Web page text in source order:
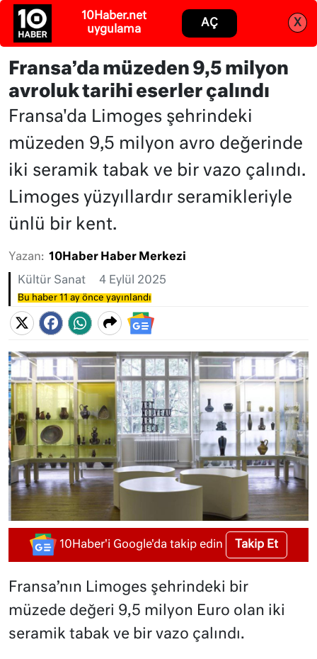
Abone ol Giriş
Fransa’da müzeden 9,5 milyon
avroluk tarihi eserler çalındı
Fransa'da Limoges şehrindeki
müzeden 9,5 milyon avro değerinde
iki seramik tabak ve bir vazo çalındı.
Limoges yüzyıllardır seramikleriyle
ünlü bir kent.
Yazan: 10Haber Haber Merkezi
Kültür Sanat 4 Eylül 2025
Bu haber 11 ay önce yayınlandı
10Haber'i Google'da takip edin Takip Et
Fransa’nın Limoges şehrindeki bir
müzede değeri 9,5 milyon Euro olan iki
seramik tabak ve bir vazo çalındı.